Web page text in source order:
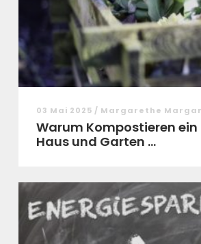
03 Mai 2025 / Margarethe
Warum Kompostieren ein
Haus und Garten ...